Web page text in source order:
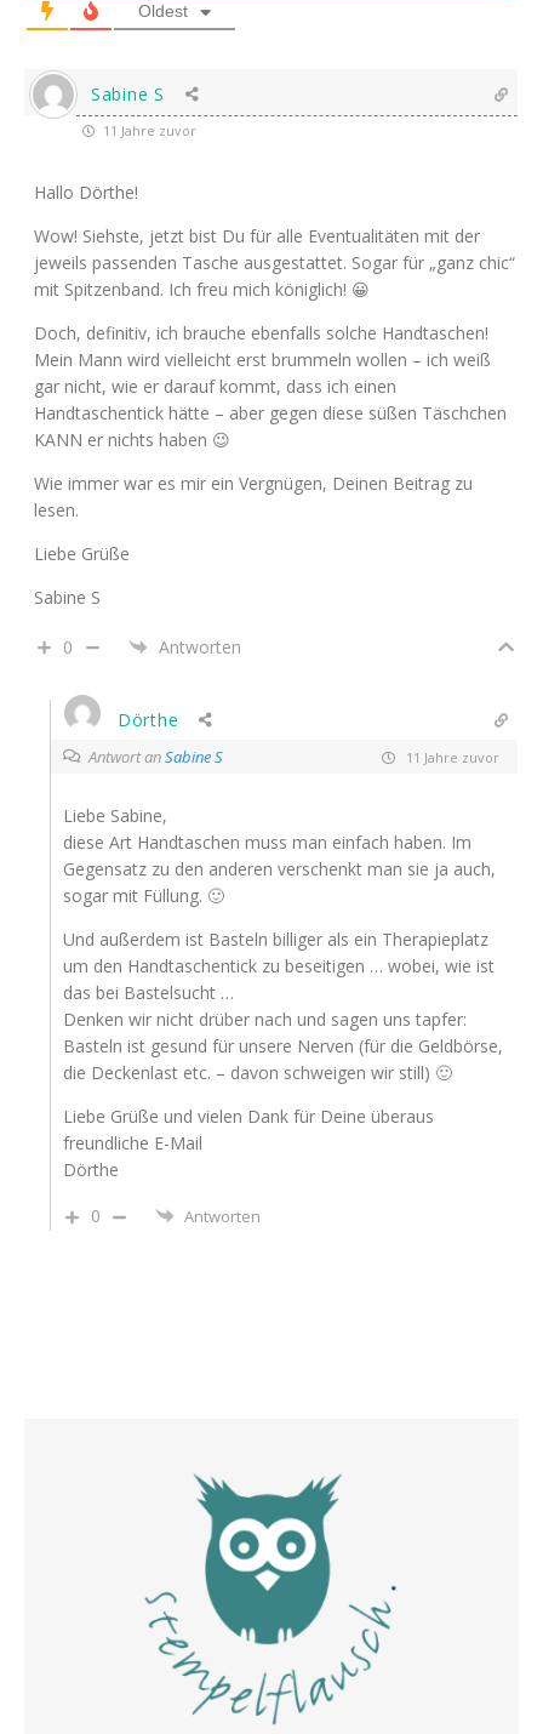
Oldest
Sabine S
11 Jahre zuvor
Hallo Dörthe!
Wow! Siehste, jetzt bist Du für alle Eventualitäten mit der
jeweils passenden Tasche ausgestattet. Sogar für „ganz chic“
mit Spitzenband. Ich freu mich königlich! 😀
Doch, definitiv, ich brauche ebenfalls solche Handtaschen!
Mein Mann wird vielleicht erst brummeln wollen – ich weiß
gar nicht, wie er darauf kommt, dass ich einen
Handtaschentick hätte – aber gegen diese süßen Täschchen
KANN er nichts haben 😉
Wie immer war es mir ein Vergnügen, Deinen Beitrag zu
lesen.
Liebe Grüße
Sabine S
0 Antworten
Dörthe
Antwort anSabine S 11 Jahre zuvor
Liebe Sabine,
diese Art Handtaschen muss man einfach haben. Im
Gegensatz zu den anderen verschenkt man sie ja auch,
sogar mit Füllung. 🙂
Und außerdem ist Basteln billiger als ein Therapieplatz
um den Handtaschentick zu beseitigen … wobei, wie ist
das bei Bastelsucht …
Denken wir nicht drüber nach und sagen uns tapfer:
Basteln ist gesund für unsere Nerven (für die Geldbörse,
die Deckenlast etc. – davon schweigen wir still) 🙂
Liebe Grüße und vielen Dank für Deine überaus
freundliche E-Mail
Dörthe
0
Antworten